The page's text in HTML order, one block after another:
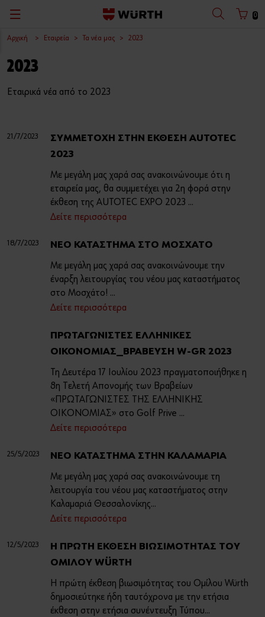
0
Πίσω
Με Όνομα Χρήστη
Ξεχάσατε τον κωδικό σας;
Θυμήσου τα στοιχεία σύνδεσης
Εγγραφείτε τώρα ακολουθώντας τρία απλά βήματα για να
απολαύσετε πλήρως όλες τις λειτουργίες του eshop!
Μόνο για επαγγελματίες
ΕΓΓΡΑΦΗ ΤΩΡΑ
Πίσω
Κατάλογοι
Πίσω
Οι άνθρωποί μας
Οι πελάτες μας
Ο Όμιλος Würth
Εταιρική Φιλοσοφία
Εταιρική Κοινωνική Ευθύνη
Τέχνη και Πολιτισμός
Sports Sponsoring
Πίσω
ORSY® - Οργάνωση με Σύστημα
Διαγνωστικά Συστήματα
Εργαλεία Χειρός ZEBRA®
Βιβλιοθήκη Εντύπων
Πίσω
Θέσεις Εργασίας
Πίσω
Καταστήματα
Η Würth κοντά σας!
Πίσω
Master Service
Επιστροφή Προϊόντων (RMA)
Πίσω
Ελληνικά
Αρχική Εταιρεία Τα νέα μας 2023
2023
Εταιρικά νέα από το 2023
21/7/2023
ΣΥΜΜΕΤΟΧΗ ΣΤΗΝ ΕΚΘΕΣΗ AUTOTEC
2023
Με μεγάλη μας χαρά σας ανακοινώνουμε ότι η
εταιρεία μας, θα συμμετέχει για 2η φορά στην
έκθεση της AUTOTEC EXPO 2023 ...
Δείτε περισσότερα
18/7/2023 ΝΕΟ ΚΑΤΑΣΤΗΜΑ ΣΤΟ ΜΟΣΧΑΤΟ
Με μεγάλη μας χαρά σας ανακοινώνουμε την
έναρξη λειτουργίας του νέου μας καταστήματος
στο Μοσχάτο! ...
Δείτε περισσότερα
ΠΡΩΤΑΓΩΝΙΣΤΕΣ ΕΛΛΗΝΙΚΕΣ
ΟΙΚΟΝΟΜΙΑΣ_ΒΡΑΒΕΥΣΗ W-GR 2023
Τη Δευτέρα 17 Ιουλίου 2023 πραγματοποιήθηκε η
8η Τελετή Απονομής των Βραβείων
«ΠΡΩΤΑΓΩΝΙΣΤΕΣ ΤΗΣ ΕΛΛΗΝΙΚΗΣ
ΟΙΚΟΝΟΜΙΑΣ» στο Golf Prive ...
Δείτε περισσότερα
25/5/2023 ΝΕΟ ΚΑΤΑΣΤΗΜΑ ΣΤΗΝ ΚΑΛΑΜΑΡΙΑ
Με μεγάλη μας χαρά σας ανακοινώνουμε τη
λειτουργία του νέου μας καταστήματος στην
Καλαμαριά Θεσσαλονίκης...
Δείτε περισσότερα
12/5/2023
Η ΠΡΩΤΗ ΕΚΘΕΣΗ ΒΙΩΣΙΜΟΤΗΤΑΣ ΤΟΥ
ΟΜΙΛΟΥ WÜRTH
Η πρώτη έκθεση βιωσιμότητας του Ομίλου Würth
δημοσιεύτηκε ήδη ταυτόχρονα με την ετήσια
έκθεση στην ετήσια συνέντευξη Τύπου...